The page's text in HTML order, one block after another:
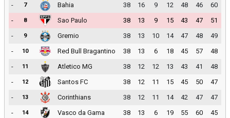
-
7 Bahia 38 16 9 12 48 46
60
-
8 Sao Paulo 38 13 9 15 43 47
51
-
9 Gremio 38 13 10 14 47 48
49
-
10 Red Bull Bragantino 38 13 6 18 45 57
48
-
11 Atletico MG 38 12 12 13 43 41
48
-
12 Santos FC 38 12 11 15 45 50
47
-
13 Corinthians 38 12 11 14 42 47
47
-
14 Vasco da Gama 38 13 6 19 55 60
45